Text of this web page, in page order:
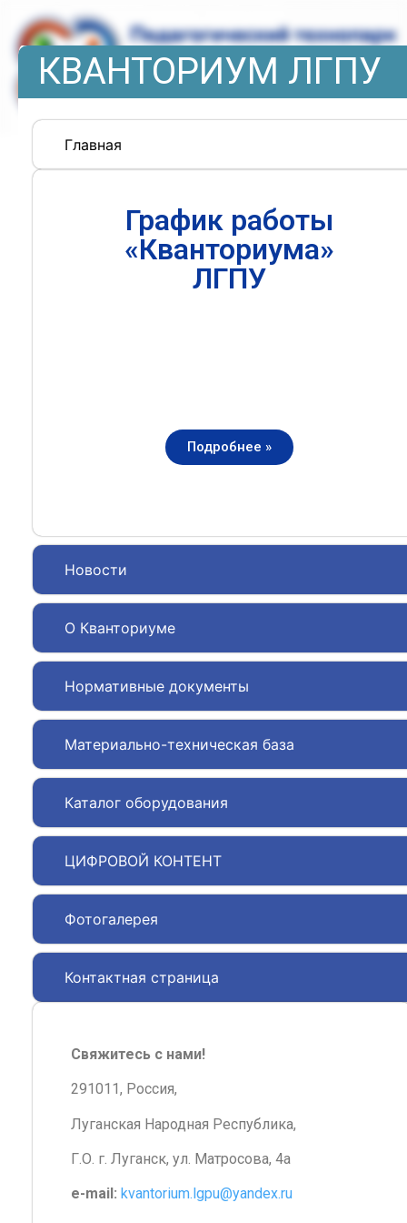
КВАНТОРИУМ ЛГПУ
Главная
Новости
О Кванториуме
Нормативные документы
Материально-техническая база
Каталог оборудования
ЦИФРОВОЙ КОНТЕНТ
Фотогалерея
Контактная страница
График работы
«Кванториума»
ЛГПУ
Подробнее »
Свяжитесь с нами!
291011, Россия,
Луганская Народная Республика,
Г.О. г. Луганск, ул. Матросова, 4а
e-mail: kvantorium.lgpu@yandex.ru